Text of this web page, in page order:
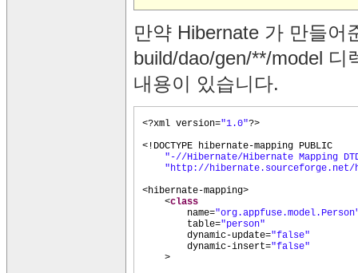
만약 Hibernate 가 만들어
build/dao/gen/**/model
내용이 있습니다.
<?xml version="1.0"?>
<!DOCTYPE hibernate-mapping PUBLIC
"-//Hibernate/Hibernate Mapping
"http://hibernate.sourceforge.net/
<hibernate-mapping>
<class
name=
table="person"
dynamic-update="false"
dynamic-insert="false"
>